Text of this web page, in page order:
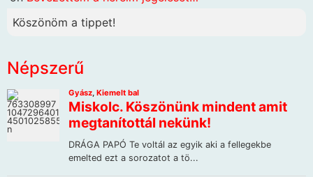
Köszönöm a tippet!
Népszerű